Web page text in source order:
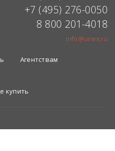
+7 (495) 276-0050
8 800 201-4018
info@unex.ru
Агентствам
купить